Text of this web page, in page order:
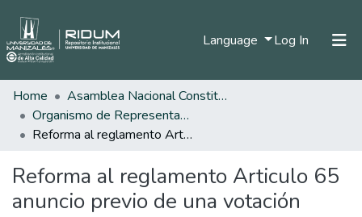
Language Log In (current)
Home
Asamblea Nacional Constituyente
Organismo de Representantes Constituyente
Reforma al reglamento Articulo 65 anuncio previo de una votación
Reforma al reglamento Articulo 65
anuncio previo de una votación